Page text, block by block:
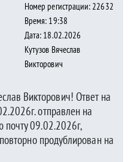
Номер регистрации: 22632
Время: 19:38
Дата: 18.02.2026
Кутузов Вячеслав
Викторович
Викторович! Ответ на
отправлен на
почту 09.02.2026г,
продублирован на